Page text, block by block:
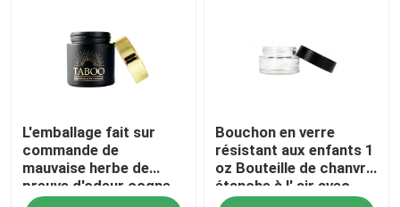
L'emballage fait sur
commande de
mauvaise herbe de
preuve d'odeur cogne
Bouchon en verre
résistant aux enfants 1
oz Bouteille de chanvre
étanche à l' air avec